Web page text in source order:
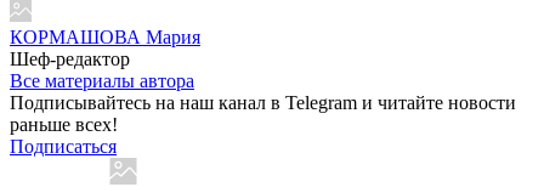
КОРМАШОВА Мария
Шеф-редактор
Все материалы автора
Подписывайтесь на наш канал в Telegram и читайте новости
раньше всех!
Подписаться